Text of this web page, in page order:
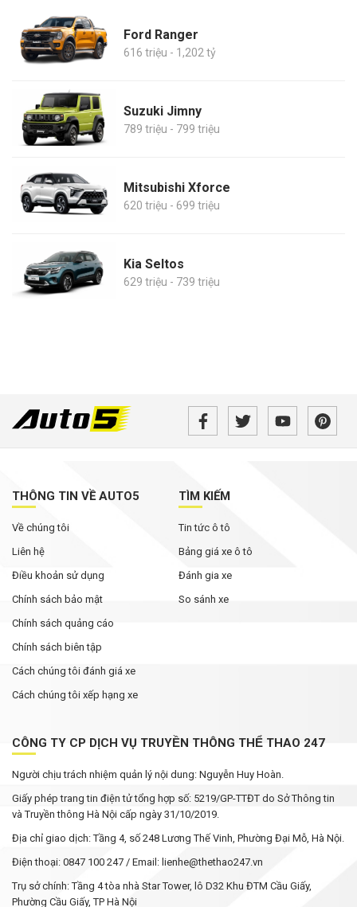
Ford Ranger
616 triệu - 1,202 tỷ
Suzuki Jimny
789 triệu - 799 triệu
Mitsubishi Xforce
620 triệu - 699 triệu
Kia Seltos
629 triệu - 739 triệu
THÔNG TIN VỀ AUTO5
Về chúng tôi
Liên hệ
Điều khoản sử dụng
Chính sách bảo mật
Chính sách quảng cáo
Chính sách biên tập
Cách chúng tôi đánh giá xe
Cách chúng tôi xếp hạng xe
TÌM KIẾM
Tin tức ô tô
Bảng giá xe ô tô
Đánh gia xe
So sánh xe
CÔNG TY CP DỊCH VỤ TRUYỀN THÔNG THỂ THAO 247
Người chịu trách nhiệm quản lý nội dung: Nguyễn Huy Hoàn.
Giấy phép trang tin điện tử tổng hợp số: 5219/GP-TTĐT do Sở Thông tin
và Truyền thông Hà Nội cấp ngày 31/10/2019.
Địa chỉ giao dịch: Tầng 4, số 248 Lương Thế Vinh, Phường Đại Mỗ, Hà Nội.
Điện thoại: 0847 100 247 / Email: lienhe@thethao247.vn
Trụ sở chính: Tầng 4 tòa nhà Star Tower, lô D32 Khu ĐTM Cầu Giấy,
Phường Cầu Giấy, TP Hà Nội